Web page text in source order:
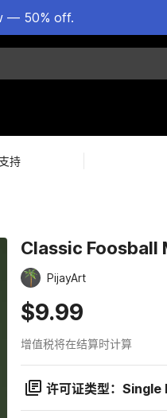
— 50% off.
持
Classic Foosball
PijayArt
$9.99
增值税将在结算时计算
许可证类型：